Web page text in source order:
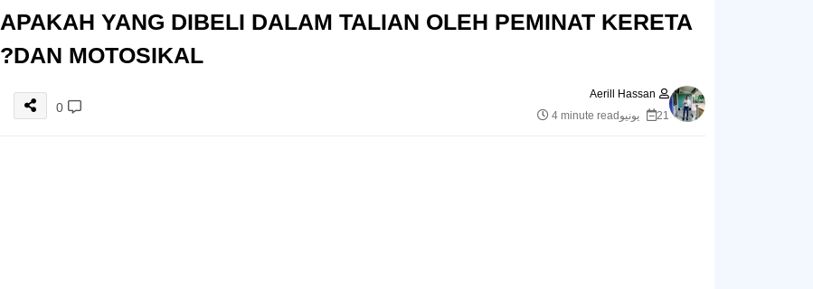
APAKAH YANG DIBELI DALAM TALIAN OLEH PEMINAT KERETA
DAN MOTOSIKAL?
Aerill Hassan
21 يونيو
4 minute read
0